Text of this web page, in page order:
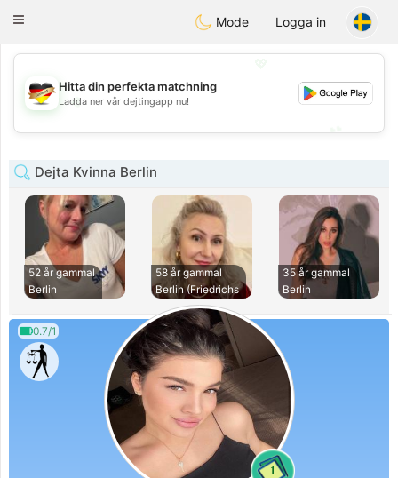
Deutsch Dating
Toggle
Mode Logga in
💖
💕
Hitta din perfekta matchning
Ladda ner vår dejtingapp nu!
Dejta Kvinna Berlin
52 år gammal
Berlin
58 år gammal
Berlin (Friedrichs
35 år gammal
Berlin
0.7/1
1